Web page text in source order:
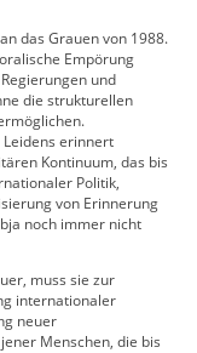
das Grauen von 1988.
Empörung
und
die strukturellen
erinnert
Kontinuum, das bis
Politik,
von Erinnerung
noch immer nicht
muss sie zur
internationaler
neuer
Menschen, die bis